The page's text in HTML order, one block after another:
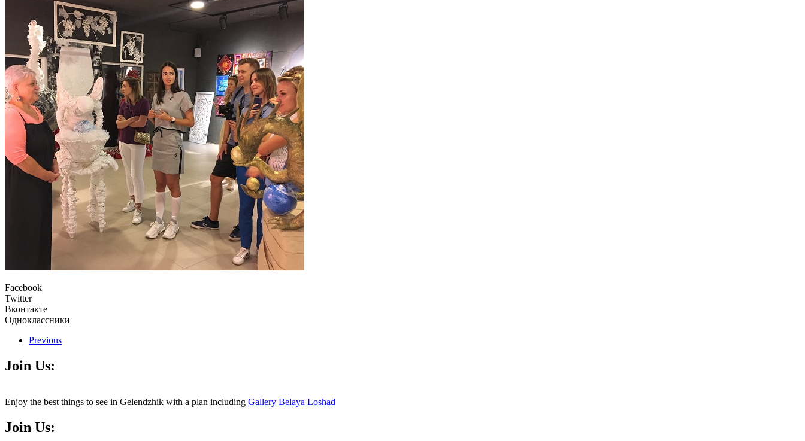
Facebook
Twitter
Вконтакте
Одноклассники
Previous
Join Us:
Enjoy the best things to see in Gelendzhik with a plan including Gallery Belaya Loshad
Join Us: